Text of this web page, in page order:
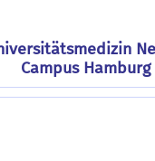
Campus Hamburg